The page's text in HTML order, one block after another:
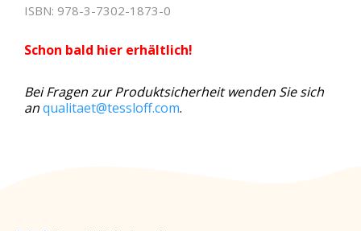
ISBN: 978-3-7302-1873-0
Schon bald hier erhältlich!
Bei Fragen zur Produktsicherheit wenden Sie sich
anqualitaet@tessloff.com.